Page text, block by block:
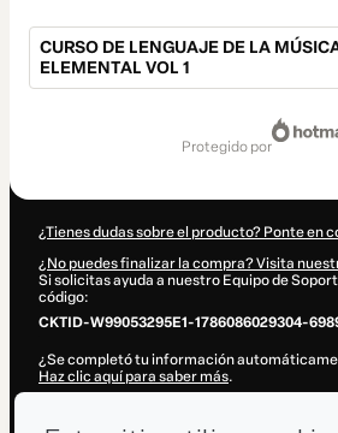
CURSO DE LENGUAJE DE LA
ELEMENTAL VOL 1
protegido por
¿Tienes dudas sobre el producto? Ponte en
¿No puedes finalizar la compra? Visita
Si solicitas ayuda a nuestro Equipo de
código:
CKTID-W99053295E1-1786086029304-
¿Se completó tu información
Haz clic aquí para saber más.